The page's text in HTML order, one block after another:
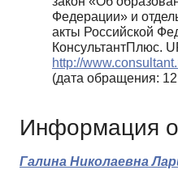
Федерации» и
акты Российской
КонсультантПлюс.
http://
(дата обращения:
Информация
Галина Николаевна